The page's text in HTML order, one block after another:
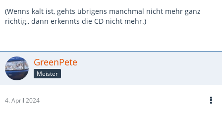
(Wenns kalt ist, gehts übrigens manchmal nicht mehr ganz
richtig,, dann erkennts die CD nicht mehr.)
GreenPete
Meister
4. April 2024